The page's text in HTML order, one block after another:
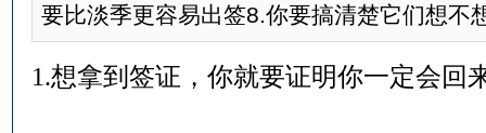
要比淡季更容易出签8.你要搞清楚它们想不
1.想拿到签证，你就要证明你一定会回